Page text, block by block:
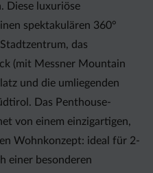
Diese luxuriöse
spektakulären 360°
das
(mit Messner Mountain
und die umliegenden
Das Penthouse-
von einem einzigartigen,
Wohnkonzept: ideal für 2-
einer besonderen